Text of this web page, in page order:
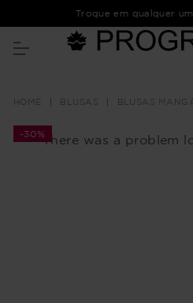
Troque em qualquer
BLUSAS BLUSAS
There was a problem
-30%